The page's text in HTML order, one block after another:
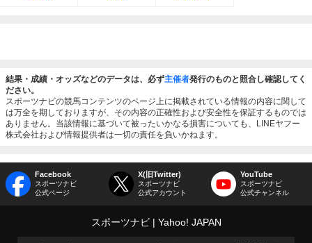
結果・成績・オッズなどのデータは、必ず主催者発行のものと照合し確認してく
ださい。
スポーツナビの競馬コンテンツのページ上に掲載されている情報の内容に関して
は万全を期しておりますが、その内容の正確性および安全性を保証するものでは
ありません。当該情報に基づいて被ったいかなる損害についても、LINEヤフー
株式会社および情報提供者は一切の責任を負いかねます。
Facebook
スポーツナビ
公式ページ
X(旧Twitter)
スポーツナビ
公式アカウント
YouTube
スポーツナビ
公式チャンネル
スポーツナビ Yahoo! JAPAN